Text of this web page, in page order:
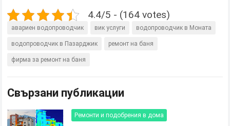
4.4/5 - (164 votes)
авариен водопроводчик вик услуги водопроводчик в Моната
водопроводчик в Пазарджик ремонт на баня
фирма за ремонт на баня
Свързани публикации
Ремонти и подобрения в дома